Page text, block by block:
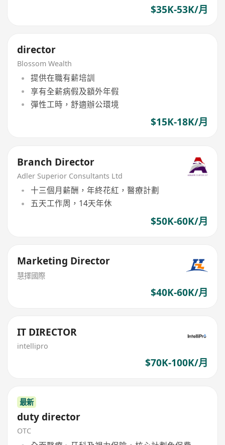
$35K-53K/月
director
Blossom Wealth
提供在職有薪培訓
享有全薪病假及額外年假
彈性工時，舒適辦公環境
$15K-18K/月
Branch Director
Adler Superior Consultants Ltd
十三個月薪酬，年終花紅，醫療計劃
五天工作周，14天年休
$50K-60K/月
Marketing Director
慧擇國際
$40K-60K/月
IT DIRECTOR
intellipro
$70K-100K/月
最新
duty director
OTC